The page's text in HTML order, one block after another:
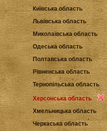
Київська область
Львівська область
Миколаївська область
Одеська область
Полтавська область
Рівненська область
Тернопільська область
Херсонська область
Хмельницька область
Черкаська область